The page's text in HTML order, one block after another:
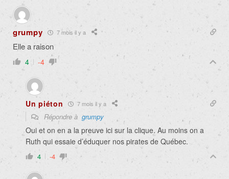
grumpy 7 mois il y a
Elle a raison
4 -4
Un piéton 7 mois il y a
Répondre à grumpy
Oui et on en a la preuve ici sur la clique. Au moins on a
Ruth qui essaie d’éduquer nos pirates de Québec.
4 -4